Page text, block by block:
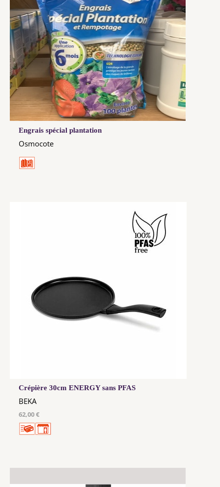
Engrais spécial plantation
Osmocote
Crépière 30cm ENERGY sans PFAS
BEKA
62,00 €